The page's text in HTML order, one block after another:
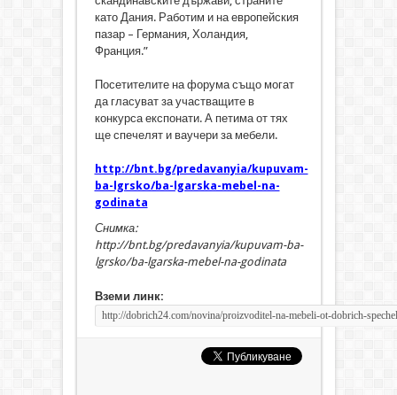
като Дания. Работим и на европейския
пазар – Германия, Холандия,
Франция.”
Посетителите на форума също могат
да гласуват за участващите в
конкурса експонати. А петима от тях
ще спечелят и ваучери за мебели.
http://bnt.bg/predavanyia/kupuvam-
ba-lgrsko/ba-lgarska-mebel-na-
godinata
Снимка:
http://bnt.bg/predavanyia/kupuvam-ba-
lgrsko/ba-lgarska-mebel-na-godinata
Вземи линк: